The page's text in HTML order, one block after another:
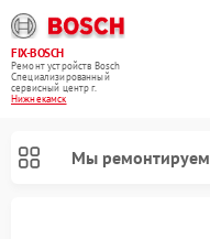
FIX-BOSCH
Ремонт устройств Bosch
Специализированный
cервисный центр г.
Нижнекамск
Мы ремонтируем